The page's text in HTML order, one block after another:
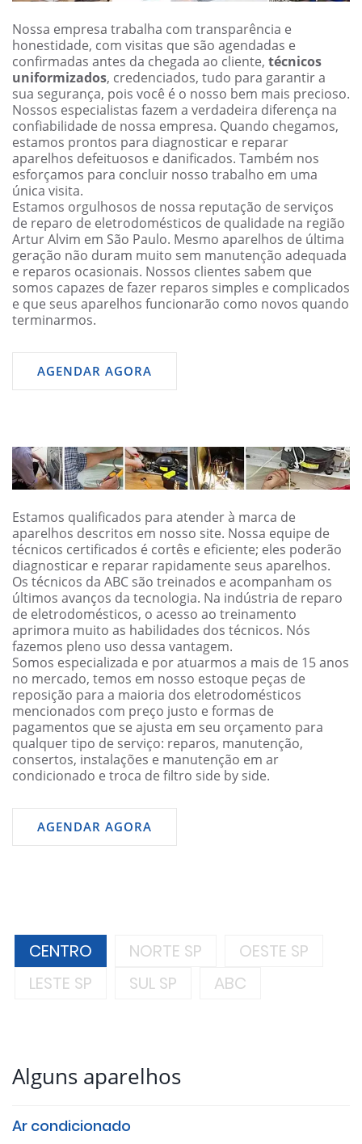
Nossa empresa trabalha com transparência e
honestidade, com visitas que são agendadas e
confirmadas antes da chegada ao cliente, técnicos
uniformizados, credenciados, tudo para garantir a
sua segurança, pois você é o nosso bem mais precioso.
Nossos especialistas fazem a verdadeira diferença na
confiabilidade de nossa empresa. Quando chegamos,
estamos prontos para diagnosticar e reparar
aparelhos defeituosos e danificados. Também nos
esforçamos para concluir nosso trabalho em uma
única visita.
Estamos orgulhosos de nossa reputação de serviços
de reparo de eletrodomésticos de qualidade na região
Artur Alvim em São Paulo. Mesmo aparelhos de última
geração não duram muito sem manutenção adequada
e reparos ocasionais. Nossos clientes sabem que
somos capazes de fazer reparos simples e complicados
e que seus aparelhos funcionarão como novos quando
terminarmos.
AGENDAR AGORA
Estamos qualificados para atender à marca de
aparelhos descritos em nosso site. Nossa equipe de
técnicos certificados é cortês e eficiente; eles poderão
diagnosticar e reparar rapidamente seus aparelhos.
Os técnicos da ABC são treinados e acompanham os
últimos avanços da tecnologia. Na indústria de reparo
de eletrodomésticos, o acesso ao treinamento
aprimora muito as habilidades dos técnicos. Nós
fazemos pleno uso dessa vantagem.
Somos especializada e por atuarmos a mais de 15 anos
no mercado, temos em nosso estoque peças de
reposição para a maioria dos eletrodomésticos
mencionados com preço justo e formas de
pagamentos que se ajusta em seu orçamento para
qualquer tipo de serviço: reparos, manutenção,
consertos, instalações e manutenção em ar
condicionado e troca de filtro side by side.
AGENDAR AGORA
CENTRO NORTE SP
OESTE SP
LESTE SP
SUL SP ABC
Alguns aparelhos
Ar condicionado